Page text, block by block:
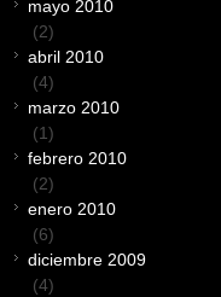
mayo 2010
(2)
abril 2010
(4)
marzo 2010
(1)
febrero 2010
(2)
enero 2010
(6)
diciembre 2009
(4)